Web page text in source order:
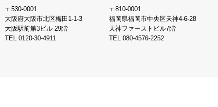
〒530-0001
大阪府大阪市北区梅田1-1-3
大阪駅前第3ビル 29階
TEL 0120-30-4911
〒810-0001
福岡県福岡市中央区天神4-6-28
天神ファーストビル7階
TEL 080-4576-2252